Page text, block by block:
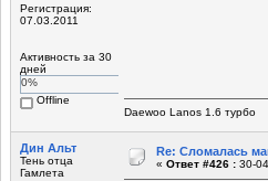
Регистрация:
07.03.2011
Активность за 30
дней
0%
Offline
Daewoo Lаnos 1.6 турбо
Дин Альт
Тень отца
Гамлета
Re: Сломалась
« Ответ #426 : 30-